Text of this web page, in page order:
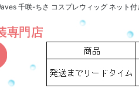
千咲-ちさ コスプレウィッグ ネット